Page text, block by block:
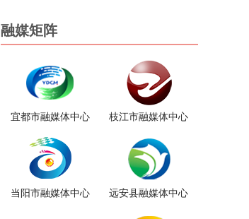
融媒矩阵
宜都市融媒体中心 枝江市融媒体中心
当阳市融媒体中心 远安县融媒体中心